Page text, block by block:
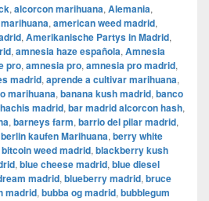
, alcorcon marihuana, Alemania,
, american weed madrid,
, Amerikanische Partys in Madrid,
, amnesia haze española, Amnesia
pro, amnesia pro, amnesia pro madrid,
madrid, aprende a cultivar marihuana,
marihuana, banana kush madrid, banco
madrid, bar madrid alcorcon hash,
, barneys farm, barrio del pilar madrid,
berlin kaufen Marihuana, berry white
bitcoin weed madrid, blackberry kush
, blue cheese madrid, blue diesel
madrid, blueberry madrid, bruce
madrid, bubba og madrid, bubblegum